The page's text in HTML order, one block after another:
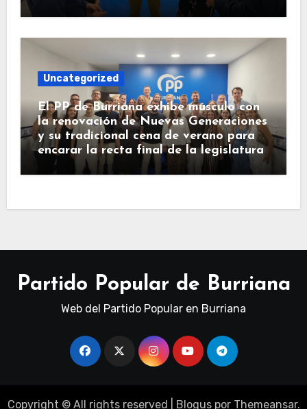
Uncategorized
El PP de Burriana exhibe músculo con
la renovación de Nuevas Generaciones
y su tradicional cena de verano para
encarar la recta final de la legislatura
Partido Popular de Burriana
Web del Partido Popular en Burriana
Copyright © All rights reserved Bloguspor Themeansar.